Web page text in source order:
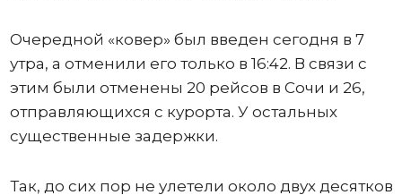
Очередной «ковер» был введен сегодня в 7
утра, а отменили его только в 16:42. В связи с
этим были отменены 20 рейсов в Сочи и 26,
отправляющихся с курорта. У остальных
существенные задержки.
Так, до сих пор не улетели около двух десятков